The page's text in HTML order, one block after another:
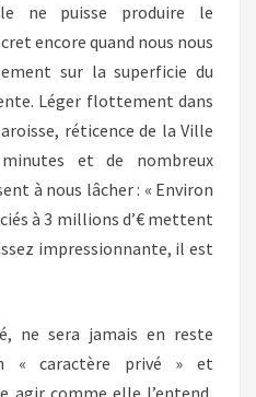
ne puisse produire le
encore quand nous nous
sur la superficie du
Léger flottement dans
réticence de la Ville
et de nombreux
à nous lâcher : « Environ
à 3 millions d’€ mettent
impressionnante, il est
ne sera jamais en reste
« caractère privé » et
agir comme elle l’entend,